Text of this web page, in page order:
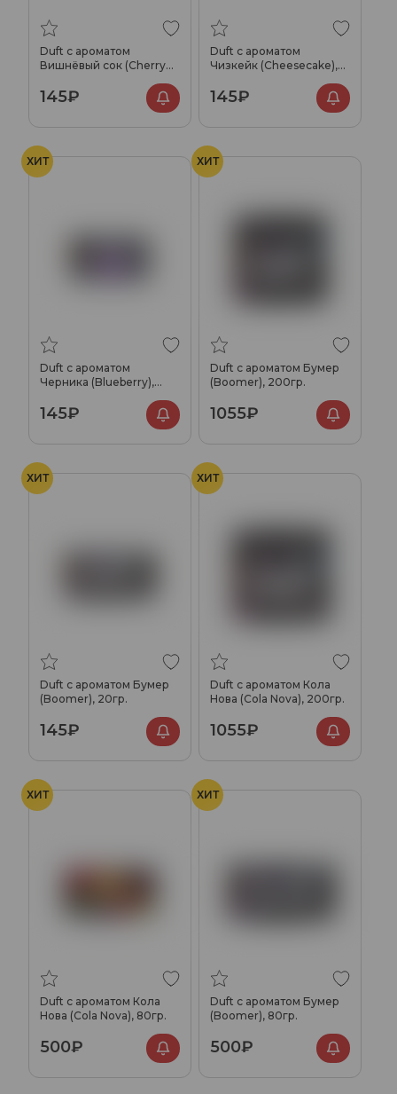
Duft с ароматом
Вишнёвый сок (Cherry
145₽
Duft с ароматом
Чизкейк (Cheesecake),
145₽
ХИТ
Duft с ароматом
Черника (Blueberry),
145₽
ХИТ
Duft с ароматом Бумер
(Boomer), 200гр.
1055₽
ХИТ
Duft с ароматом Бумер
(Boomer), 20гр.
145₽
ХИТ
Duft с ароматом Кола
Нова (Cola Nova), 200гр.
1055₽
ХИТ
Duft с ароматом Кола
Нова (Cola Nova), 80гр.
500₽
ХИТ
Duft с ароматом Бумер
(Boomer), 80гр.
500₽